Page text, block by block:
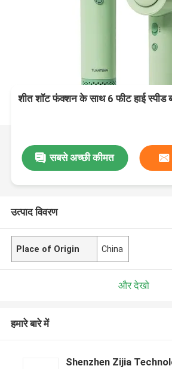
शीत शॉट फंक्शन के साथ 6 फीट हाई स्पीड
सबसे अच्छी कीमत
उत्पाद विवरण
Place of Origin China
और देखो
हमारे बारे में
Shenzhen Zijia